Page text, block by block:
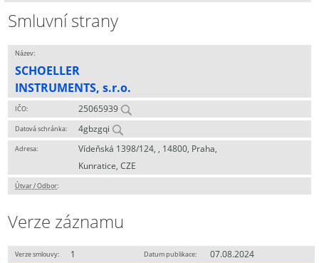
Smluvní strany
Název:
SCHOELLER
INSTRUMENTS, s.r.o.
IČO: 25065939
Datová schránka: 4gbzgqi
Adresa:
Vídeňská 1398/124, , 14800, Praha,
Kunratice, CZE
Útvar / Odbor:
Verze záznamu
Verze smlouvy: 1 Datum publikace:
07.08.2024